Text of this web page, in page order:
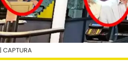
| CAPTURA